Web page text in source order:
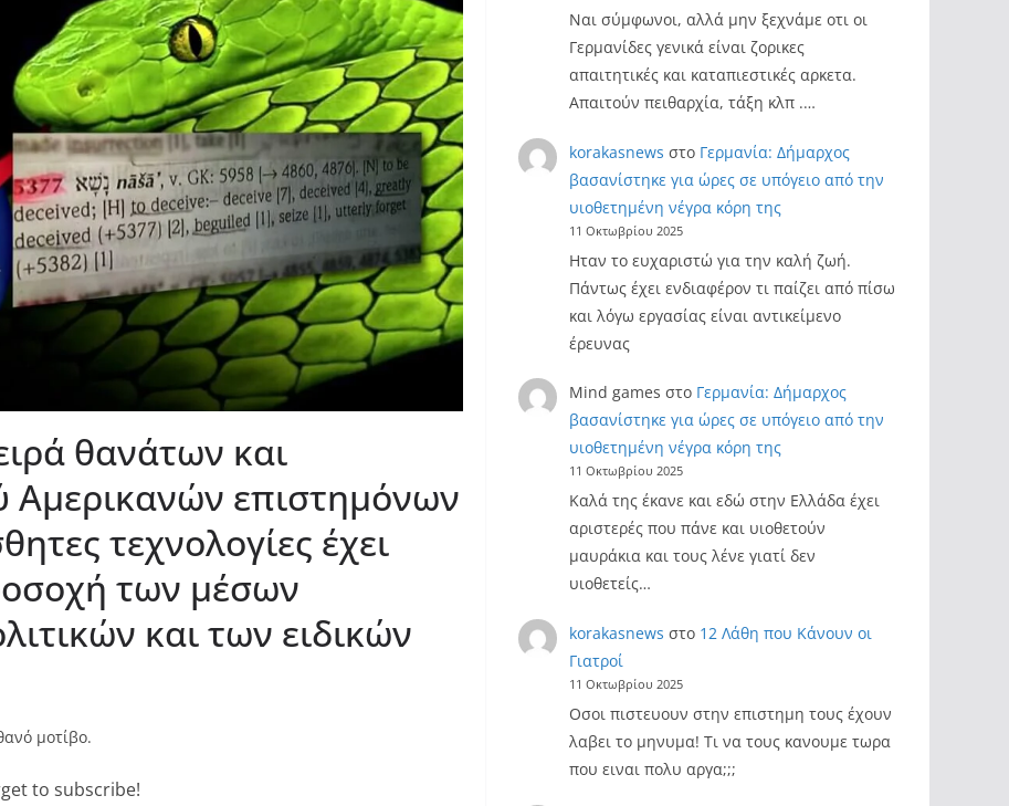
θανάτων και
Αμερικανών επιστημόνων
τεχνολογίες έχει
των μέσων
και των ειδικών
μοτίβο.
to subscribe!
Ναι σύμφωνοι, αλλά μην ξεχνάμε οτι οι
Γερμανίδες γενικά είναι ζορικες
απαιτητικές και καταπιεστικές αρκετα.
Απαιτούν πειθαρχία, τάξη κλπ .…
korakasnews στο Γερμανία: Δήμαρχος
βασανίστηκε για ώρες σε υπόγειο από την
υιοθετημένη νέγρα κόρη της
11 Οκτωβρίου 2025
Ηταν το ευχαριστώ για την καλή ζωή.
Πάντως έχει ενδιαφέρον τι παίζει από πίσω
και λόγω εργασίας είναι αντικείμενο
έρευνας
Mind games στο Γερμανία: Δήμαρχος
βασανίστηκε για ώρες σε υπόγειο από την
υιοθετημένη νέγρα κόρη της
11 Οκτωβρίου 2025
Καλά της έκανε και εδώ στην Ελλάδα έχει
αριστερές που πάνε και υιοθετούν
μαυράκια και τους λένε γιατί δεν
υιοθετείς…
korakasnews στο 12 Λάθη που Κάνουν οι
Γιατροί
11 Οκτωβρίου 2025
Οσοι πιστευουν στην επιστημη τους έχουν
λαβει το μηνυμα! Τι να τους κανουμε τωρα
που ειναι πολυ αργα;;;